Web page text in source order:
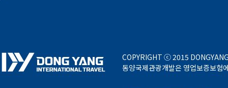
COPYRIGHT ⓒ 2015
동양국제관광개발은 영업보증보험